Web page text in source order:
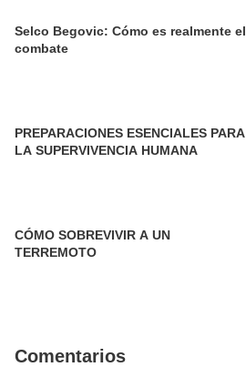
Selco Begovic: Cómo es realmente el
combate
PREPARACIONES ESENCIALES PARA
LA SUPERVIVENCIA HUMANA
CÓMO SOBREVIVIR A UN
TERREMOTO
Comentarios